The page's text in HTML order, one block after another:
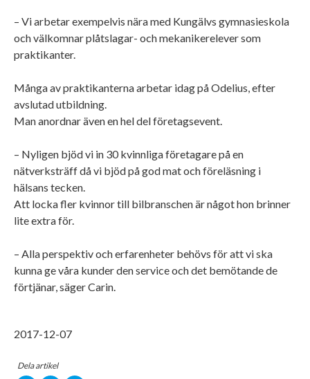
– Vi arbetar exempelvis nära med Kungälvs gymnasieskola
och välkomnar plåtslagar- och mekanikerelever som
praktikanter.
Många av praktikanterna arbetar idag på Odelius, efter
avslutad utbildning.
Man anordnar även en hel del företagsevent.
– Nyligen bjöd vi in 30 kvinnliga företagare på en
nätverksträff då vi bjöd på god mat och föreläsning i
hälsans tecken.
Att locka fler kvinnor till bilbranschen är något hon brinner
lite extra för.
– Alla perspektiv och erfarenheter behövs för att vi ska
kunna ge våra kunder den service och det bemötande de
förtjänar, säger Carin.
2017-12-07
Dela artikel